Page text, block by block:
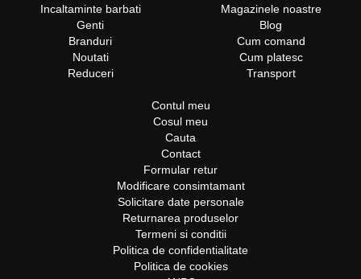
Incaltaminte barbati
Genti
Branduri
Noutati
Reduceri
Magazinele noastre
Blog
Cum comand
Cum platesc
Transport
Contul meu
Cosul meu
Cauta
Contact
Formular retur
Modificare consimtamant
Solicitare date personale
Returnarea produselor
Termeni si conditii
Politica de confidentialitate
Politica de cookies